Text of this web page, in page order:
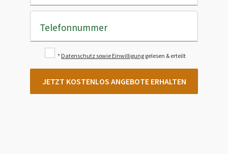
Telefonnummer
* Datenschutz sowie Einwilligung gelesen & erteilt
JETZT KOSTENLOS ANGEBOTE ERHALTEN